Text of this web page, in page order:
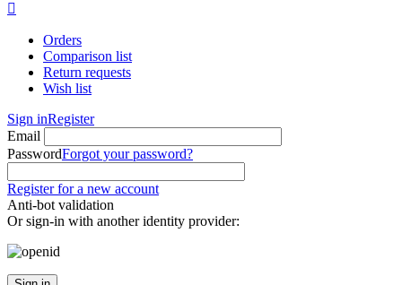

Orders
Comparison list
Return requests
Wish list
Sign inRegister
Email
PasswordForgot your password?
Register for a new account
Anti-bot validation
Or sign-in with another identity provider: